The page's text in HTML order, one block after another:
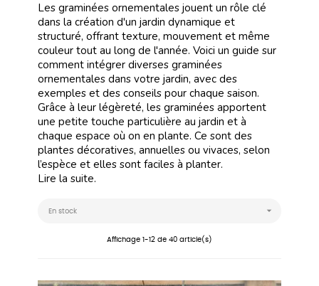
Les graminées ornementales jouent un rôle clé
dans la création d'un jardin dynamique et
structuré, offrant texture, mouvement et même
couleur tout au long de l'année. Voici un guide sur
comment intégrer diverses graminées
ornementales dans votre jardin, avec des
exemples et des conseils pour chaque saison.
Grâce à leur légèreté, les graminées apportent
une petite touche particulière au jardin et à
chaque espace où on en plante. Ce sont des
plantes décoratives, annuelles ou vivaces, selon
l’espèce et elles sont faciles à planter.
Lire la suite.
En stock 
Affichage 1-12 de 40 article(s)